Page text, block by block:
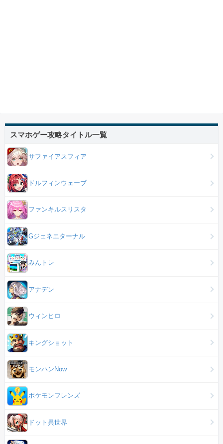
スマホゲー攻略タイトル一覧
サファイアスフィア
ドルフィンウェーブ
ファンキルスリスタ
Gジェネエターナル
みんトレ
アナデン
ウィンヒロ
キングショット
モンハンNow
ポケモンフレンズ
ドット異世界